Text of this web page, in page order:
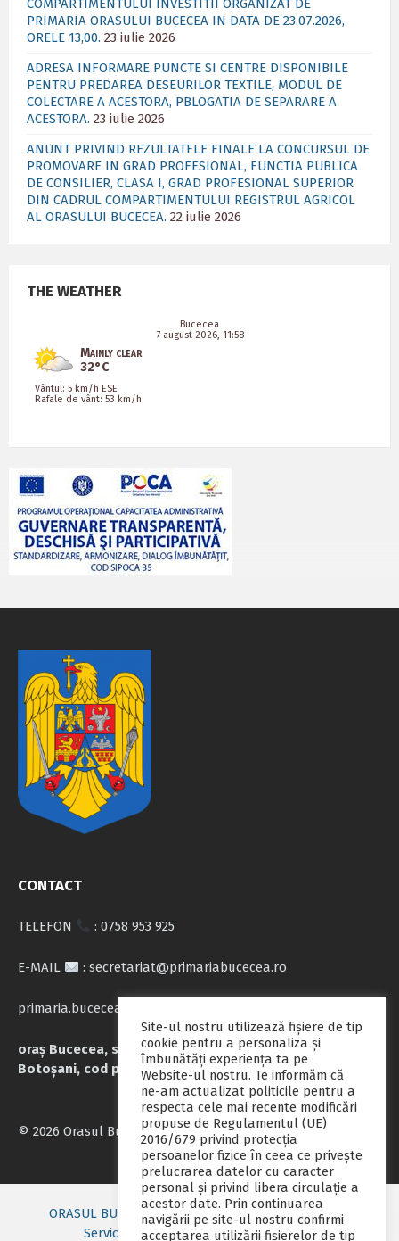
COMPARTIMENTULUI INVESTITII ORGANIZAT DE
PRIMARIA ORASULUI BUCECEA IN DATA DE 23.07.2026,
ORELE 13,00. 23 iulie 2026
ADRESA INFORMARE PUNCTE SI CENTRE DISPONIBILE
PENTRU PREDAREA DESEURILOR TEXTILE, MODUL DE
COLECTARE A ACESTORA, PBLOGATIA DE SEPARARE A
ACESTORA. 23 iulie 2026
ANUNT PRIVIND REZULTATELE FINALE LA CONCURSUL DE
PROMOVARE IN GRAD PROFESIONAL, FUNCTIA PUBLICA
DE CONSILIER, CLASA I, GRAD PROFESIONAL SUPERIOR
DIN CADRUL COMPARTIMENTULUI REGISTRUL AGRICOL
AL ORASULUI BUCECEA. 22 iulie 2026
THE WEATHER
Bucecea
7 august 2026, 11:58
Mainly clear
32°C
Vântul: 5 km/h ESE
Rafale de vânt: 53 km/h
CONTACT
TELEFON : 0758 953 925
E-MAIL : secretariat@primariabucecea.ro
primaria.bucecea@yahoo.com
oraș Bucecea, str. Calea Națională nr.71, județul
Botoșani, cod poștal 717045
© 2026 Orasul Bucecea
ORASUL BUCECEA Primarie nou
Consiliul local
Servicii publice
Contact Fii pregatit
Site-ul nostru utilizează fişiere de tip
cookie pentru a personaliza și
îmbunătăți experiența ta pe
Website-ul nostru. Te informăm că
ne-am actualizat politicile pentru a
respecta cele mai recente modificări
propuse de Regulamentul (UE)
2016/679 privind protecția
persoanelor fizice în ceea ce privește
prelucrarea datelor cu caracter
personal și privind libera circulație a
acestor date. Prin continuarea
navigării pe site-ul nostru confirmi
acceptarea utilizării fişierelor de tip